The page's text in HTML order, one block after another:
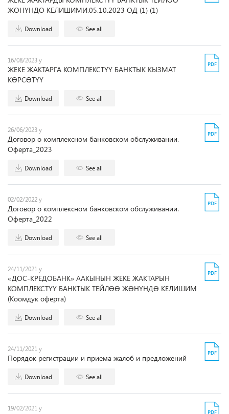
ЖӨНҮНДӨ КЕЛИШИМИ.05.10.2023 ОД (1) (1)
Download See all
16/08/2023 y
ЖЕКЕ ЖАКТАРГА КОМПЛЕКСТҮҮ БАНКТЫК КЫЗМАТ
КӨРСӨТҮҮ
Download See all
26/06/2023 y
Договор о комплексном банковском обслуживании.
Оферта_2023
Download See all
02/02/2022 y
Договор о комплексном банковском обслуживании.
Оферта_2022
Download See all
24/11/2021 y
«ДОС-КРЕДОБАНК» ААКЫНЫН ЖЕКЕ ЖАКТАРЫН
КОМПЛЕКСТҮҮ БАНКТЫК ТЕЙЛӨӨ ЖӨНҮНДӨ КЕЛИШИМ
(Коомдук оферта)
Download See all
24/11/2021 y
Порядок регистрации и приема жалоб и предложений
Download See all
19/02/2021 y